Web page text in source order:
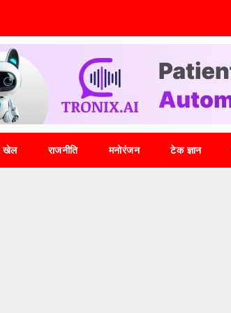
खेल राजनीति मनोरंजन टेक ज्ञान